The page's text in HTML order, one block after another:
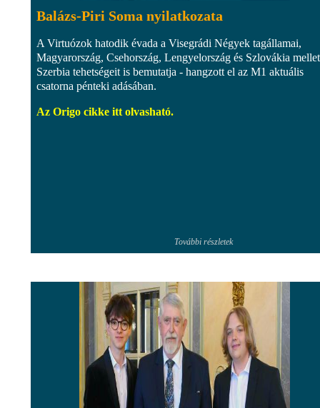
Balázs-Piri Soma nyilatkozata
A Virtuózok hatodik évada a Visegrádi Négyek tagállamai,
Magyarország, Csehország, Lengyelország és Szlovákia
Szerbia tehetségeit is bemutatja - hangzott el az M1 aktuális
csatorna pénteki adásában.
Az Origo cikke itt olvasható.
További részletek